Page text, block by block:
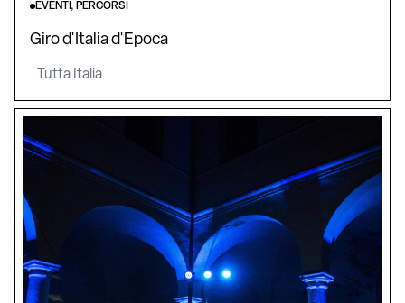
EVENTI, PERCORSI
Giro d'Italia d'Epoca
Tutta Italia